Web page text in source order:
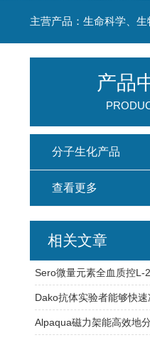
主营产品：生命科学、
产品
分子生化产品
查看更多
相关文章
Sero微量元素全血质控L-
Dako抗体实验者能够快